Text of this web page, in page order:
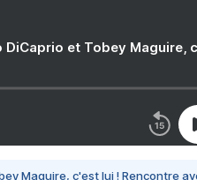
DiCaprio et Tobey Maguire,
Maguire, c'est lui ! Rencontre